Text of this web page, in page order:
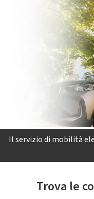
Il servizio di mobilità
Trova le